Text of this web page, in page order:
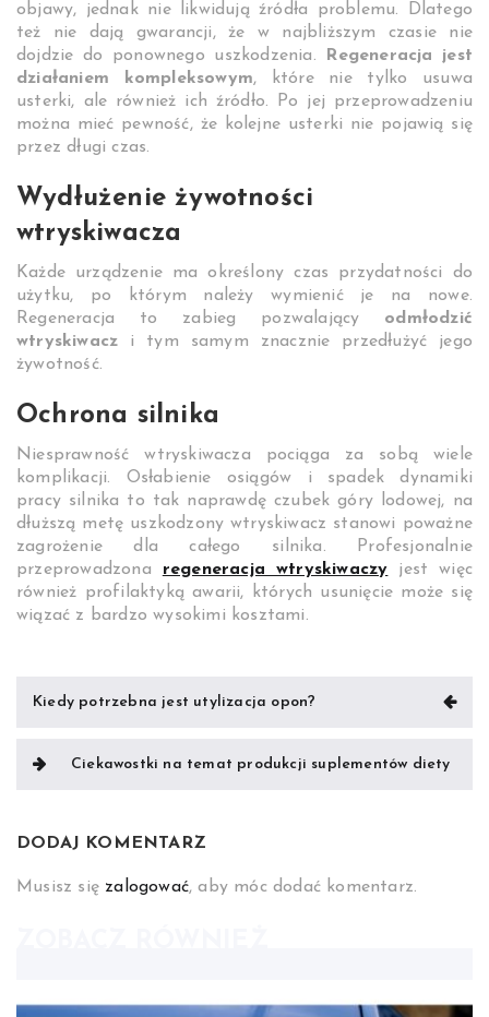
objawy, jednak nie likwidują źródła problemu. Dlatego
też nie dają gwarancji, że w najbliższym czasie nie
dojdzie do ponownego uszkodzenia.
Regeneracja jest
działaniem kompleksowym, które nie tylko usuwa
usterki, ale również ich źródło. Po jej przeprowadzeniu
można mieć pewność, że kolejne usterki nie pojawią się
przez długi czas.
Wydłużenie żywotności
wtryskiwacza
Każde urządzenie ma określony czas przydatności do
użytku, po którym należy wymienić je na nowe.
Regeneracja to zabieg pozwalający odmłodzić
wtryskiwacz i tym samym znacznie przedłużyć jego
żywotność.
Ochrona silnika
Niesprawność wtryskiwacza pociąga za sobą wiele
komplikacji. Osłabienie osiągów i spadek dynamiki
pracy silnika to tak naprawdę czubek góry lodowej, na
dłuższą metę uszkodzony wtryskiwacz stanowi poważne
zagrożenie dla całego silnika. Profesjonalnie
przeprowadzona regeneracja wtryskiwaczy jest więc
również profilaktyką awarii, których usunięcie może się
wiązać z bardzo wysokimi kosztami.
Nawigacja
Kiedy potrzebna jest utylizacja opon?
Ciekawostki na temat produkcji suplementów diety
DODAJ KOMENTARZ
Musisz się zalogować, aby móc dodać komentarz.